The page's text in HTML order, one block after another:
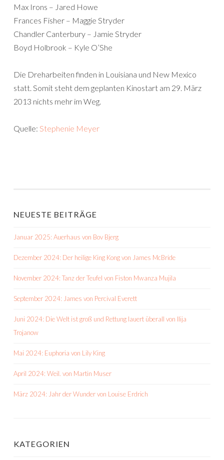
Max Irons – Jared Howe
Frances Fisher – Maggie Stryder
Chandler Canterbury – Jamie Stryder
Boyd Holbrook – Kyle O’She
Die Dreharbeiten finden in Louisiana und New Mexico
statt. Somit steht dem geplanten Kinostart am 29. März
2013 nichts mehr im Weg.
Quelle: Stephenie Meyer
NEUESTE BEITRÄGE
Januar 2025: Auerhaus von Bov Bjerg
Dezember 2024: Der heilige King Kong von James McBride
November 2024: Tanz der Teufel von Fiston Mwanza Mujila
September 2024: James von Percival Everett
Juni 2024: Die Welt ist groß und Rettung lauert überall von Ilija
Trojanow
Mai 2024: Euphoria von Lily King
April 2024: Weil. von Martin Muser
März 2024: Jahr der Wunder von Louise Erdrich
KATEGORIEN